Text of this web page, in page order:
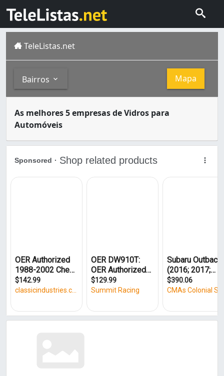
TeleListas.net
Bairros Mapa
Cidade Alta (1)
Nossa Senhora da Apresentação (1)
Nossa Senhora de Nazaré (1)
Quintas (1)
As melhores 5 empresas de Vidros para
Automóveis
Natal é a capital do Rio Grande do Norte. Nasceu às